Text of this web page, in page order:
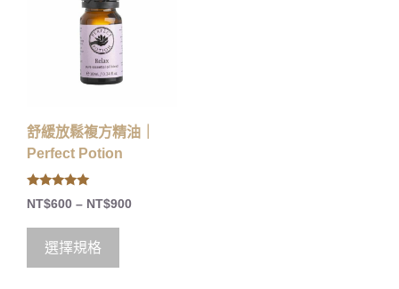
舒緩放鬆複方精油｜
Perfect Potion
5.00
out of 5
NT$600 – NT$900
選擇規格